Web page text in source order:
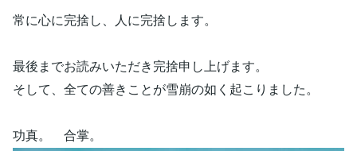
常に心に完捨し、人に完捨します。
最後までお読みいただき完捨申し上げます。
そして、全ての善きことが雪崩の如く起こりました。
功真。 合掌。